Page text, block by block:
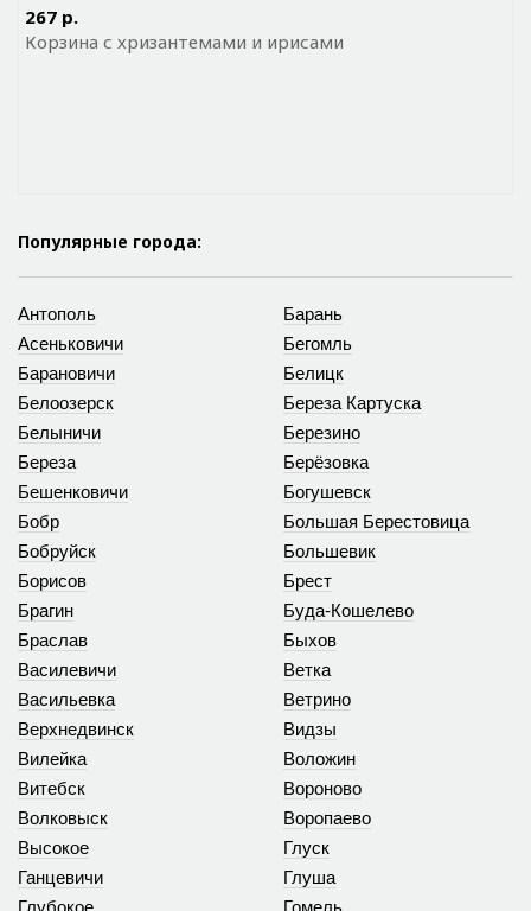
267 р.
Корзина с хризантемами и ирисами
Популярные города:
Антополь
Асеньковичи
Барановичи
Барань
Бегомль
Белицк
Белоозерск
Белыничи
Береза
Береза Картуска
Березино
Берёзовка
Бешенковичи
Бобр
Бобруйск
Богушевск
Большая Берестовица
Большевик
Борисов
Брагин
Браслав
Брест
Буда-Кошелево
Быхов
Василевичи
Васильевка
Верхнедвинск
Ветка
Ветрино
Видзы
Вилейка
Витебск
Волковыск
Воложин
Вороново
Воропаево
Высокое
Ганцевичи
Глубокое
Глуск
Глуша
Гомель